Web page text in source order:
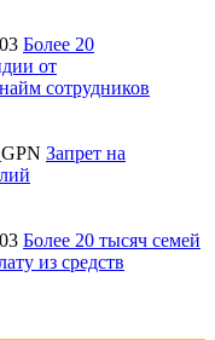
Более 20
от
сотрудников
Запрет на
Более 20 тысяч семей
из средств